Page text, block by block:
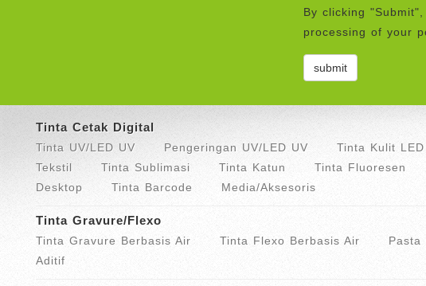
By clicking
processing of your
Tinta Cetak Digital
Tinta UV/LED UV Pengeringan UV/LED UV Tinta Kulit
Tekstil
Tinta Sublimasi Tinta Katun Tinta Fluoresen
Desktop
Tinta Barcode Media/Aksesoris
Tinta Gravure/Flexo
Tinta Gravure Berbasis Air Tinta Flexo Berbasis Air Pasta
Aditif